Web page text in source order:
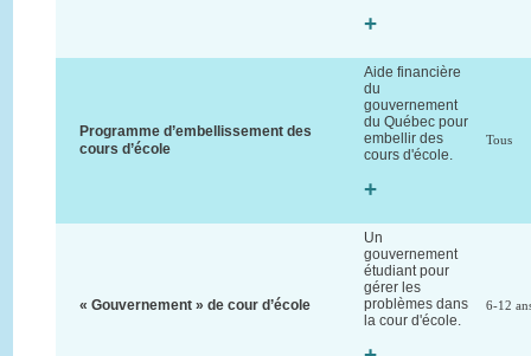
+
Programme d’embellissement des
cours d’école
Aide financière
du
gouvernement
du Québec pour
embellir des
cours d'école.
+
Tous
« Gouvernement » de cour d’école
Un
gouvernement
étudiant pour
gérer les
problèmes dans
la cour d'école.
6-12